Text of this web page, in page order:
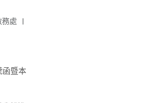
務處 |
函暨本